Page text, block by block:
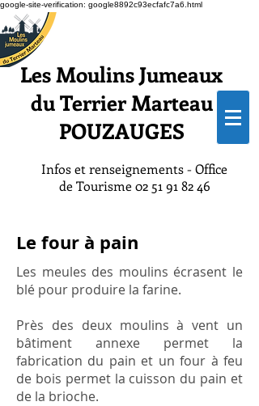
google-site-verification: google8892c93ecfafc7a6.html
Les Moulins Jumeaux
du Terrier Marteau
POUZAUGES
Infos et renseignements - Office
de Tourisme02 51 91 82 46
Le four à pain
Les meules des moulins écrasent le
blé pour produire la farine.
Près des deux moulins à vent un
bâtiment annexe permet la
fabrication du pain et un four à feu
de bois permet la cuisson du pain et
de la brioche.